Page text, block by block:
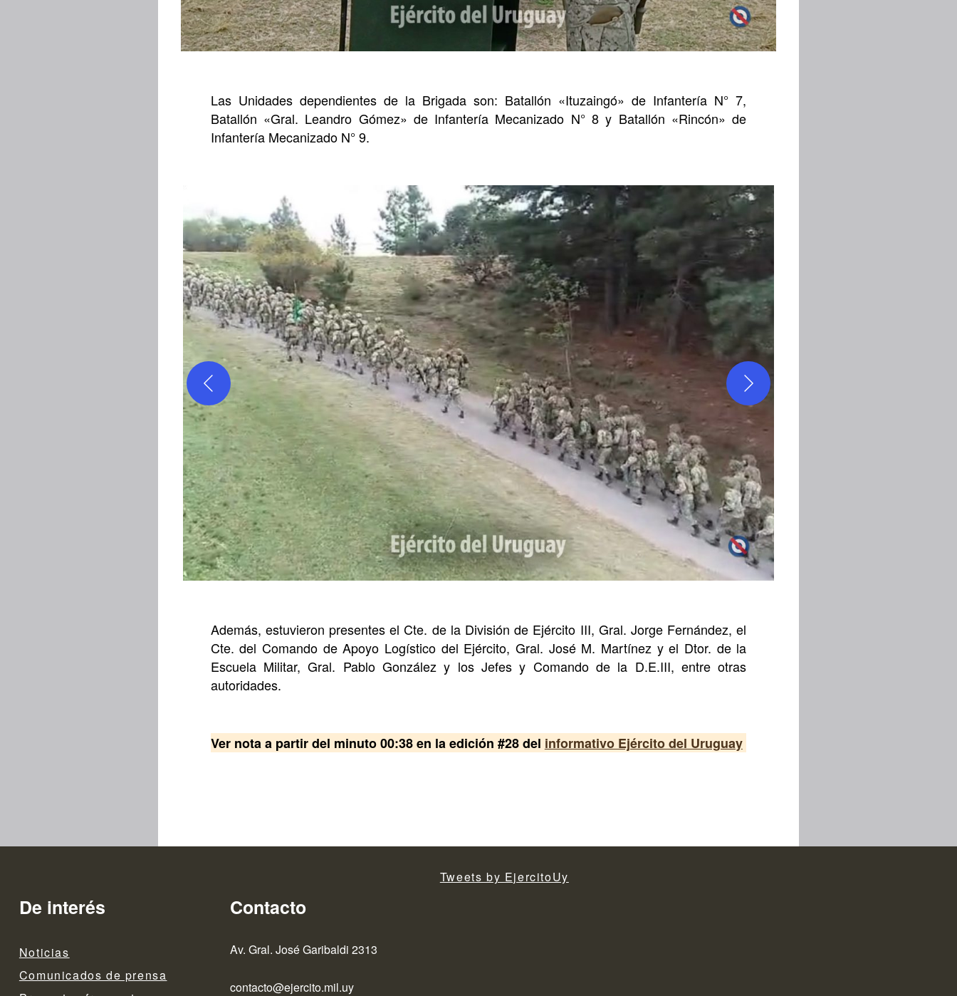
Las Unidades dependientes de la Brigada son: Batallón «Ituzaingó» de Infantería N° 7,
Batallón «Gral. Leandro Gómez» de Infantería Mecanizado N° 8 y Batallón «Rincón» de
Infantería Mecanizado N° 9.
Además, estuvieron presentes el Cte. de la División de Ejército III, Gral. Jorge Fernández, el
Cte. del Comando de Apoyo Logístico del Ejército, Gral. José M. Martínez y el Dtor. de la
Escuela Militar, Gral. Pablo González y los Jefes y Comando de la D.E.III, entre otras
autoridades.
Ver nota a partir del minuto 00:38 en la edición #28 del informativo Ejército del Uruguay
De interés
Noticias
Comunicados de prensa
Contacto
Av. Gral. José Garibaldi 2313
contacto@ejercito.mil.uy
Tweets by EjercitoUy